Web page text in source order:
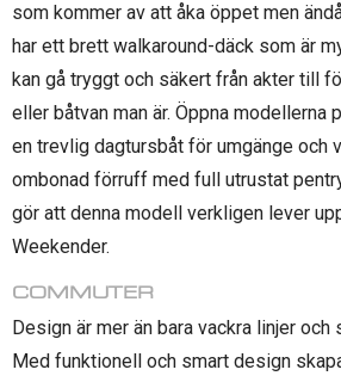
som kommer av att åka öppet men
har ett brett walkaround-däck som är
kan gå tryggt och säkert från akter till
eller båtvan man är. Öppna modellerna
en trevlig dagtursbåt för umgänge och
ombonad förruff med full utrustat
gör att denna modell verkligen lever
Weekender.
COMMUTER
Design är mer än bara vackra linjer och
Med funktionell och smart design